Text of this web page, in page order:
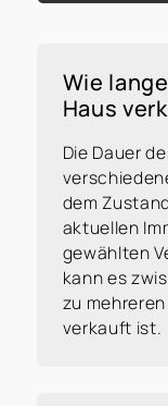
Wie
Haus
Die Dauer
dem
aktuellen
gewählten
kann es
zu
verkauft ist.
Nur
Um Ihnen